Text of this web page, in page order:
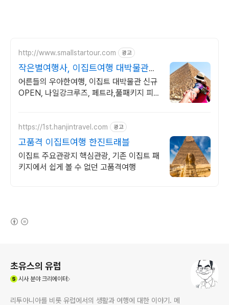
http://www.smallstartour.com 광고
작은별여행사, 이집트여행 대박물관
open 방문합니다
어른들의 우아한여행, 이집트 대박물관 신규
OPEN, 나일강크루즈, 페트라,풀패키지 피
https://1st.hanjintravel.com 광고
고품격 이집트여행 한진트래블
이집트 주요관광지 핵심관광, 기존 이집트 패
키지에서 쉽게 볼 수 없던 고품격여행
초유스의 유럽
시사분야 크리에이터
리투아니아를 비롯 유럽에서의 생활과 여행에 대한 이야기. 메